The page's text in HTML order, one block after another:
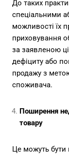
До таких
спеціальними
можливості їх
приховування
за заявленою
дефіциту або
продажу з
споживача.
Поширення
товару
Це можуть бути